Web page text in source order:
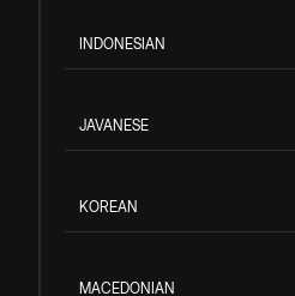
INDONESIAN
JAVANESE
KOREAN
MACEDONIAN